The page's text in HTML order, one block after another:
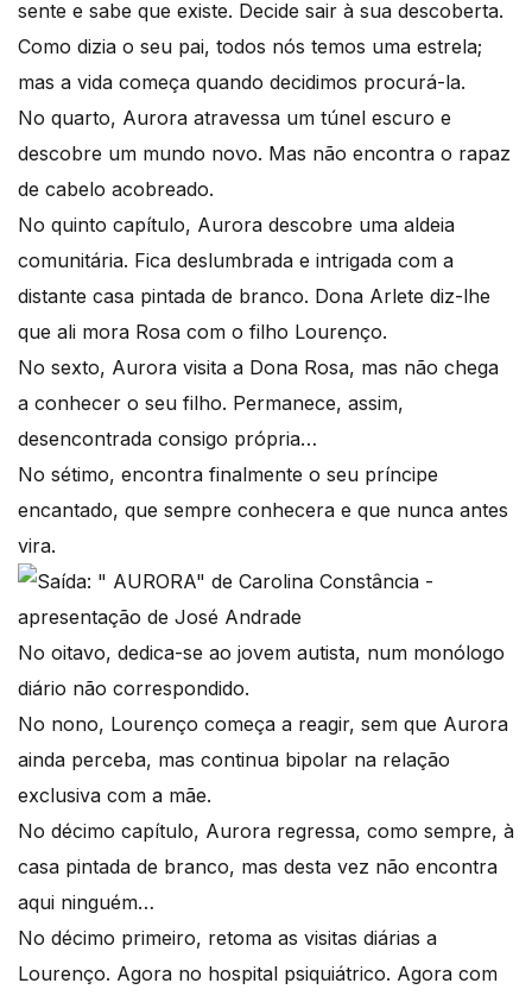
sente e sabe que existe. Decide sair à sua descoberta.
Como dizia o seu pai, todos nós temos uma estrela;
mas a vida começa quando decidimos procurá-la.
No quarto, Aurora atravessa um túnel escuro e
descobre um mundo novo. Mas não encontra o rapaz
de cabelo acobreado.
No quinto capítulo, Aurora descobre uma aldeia
comunitária. Fica deslumbrada e intrigada com a
distante casa pintada de branco. Dona Arlete diz-lhe
que ali mora Rosa com o filho Lourenço.
No sexto, Aurora visita a Dona Rosa, mas não chega
a conhecer o seu filho. Permanece, assim,
desencontrada consigo própria…
No sétimo, encontra finalmente o seu príncipe
encantado, que sempre conhecera e que nunca antes
vira.
No oitavo, dedica-se ao jovem autista, num monólogo
diário não correspondido.
No nono, Lourenço começa a reagir, sem que Aurora
ainda perceba, mas continua bipolar na relação
exclusiva com a mãe.
No décimo capítulo, Aurora regressa, como sempre, à
casa pintada de branco, mas desta vez não encontra
aqui ninguém…
No décimo primeiro, retoma as visitas diárias a
Lourenço. Agora no hospital psiquiátrico. Agora com